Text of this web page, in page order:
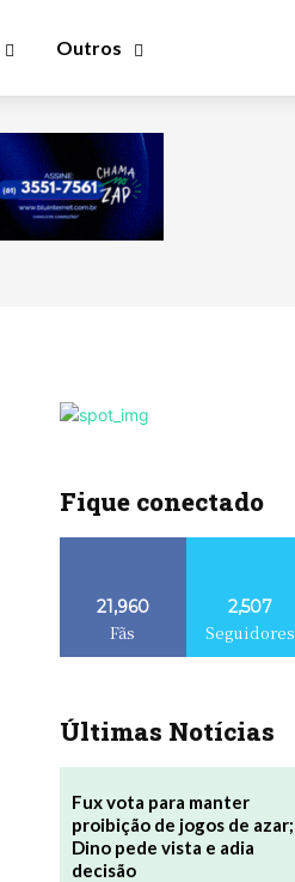
Outros
Fique conectado
21,960
Fãs
2,507
Seguidores
Últimas Notícias
Fux vota para manter
proibição de jogos de azar;
Dino pede vista e adia
decisão